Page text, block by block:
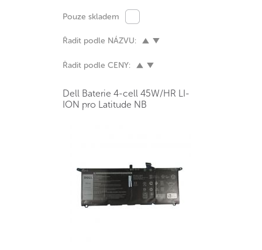
Pouze skladem
Řadit podle NÁZVU:
Řadit podle CENY:
Dell Baterie 4-cell 45W/HR LI-
ION pro Latitude NB